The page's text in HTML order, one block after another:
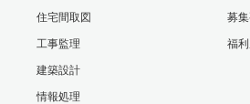
住宅間取図
工事監理
建築設計
情報処理
募
福